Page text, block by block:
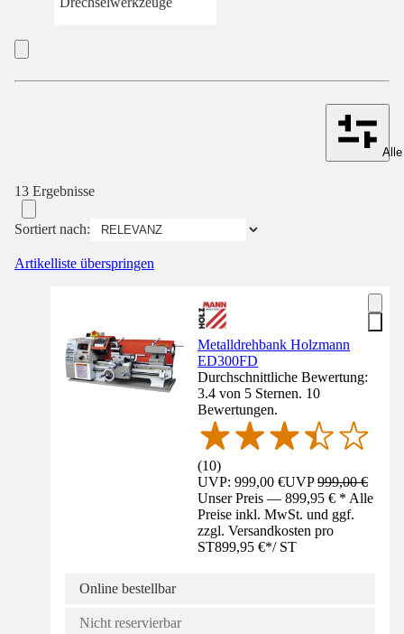
13 Ergebnisse
Sortiert nach:
Artikelliste überspringen
Metalldrehbank Holzmann
ED300FD
Durchschnittliche Bewertung:
3.4 von 5 Sternen. 10
Bewertungen.
(10)
UVP: 999,00 €UVP999,00 €
Unser Preis — 899,95 € * Alle
Preise inkl. MwSt. und ggf.
zzgl. Versandkosten pro
ST899,95 €*/ ST
Online bestellbar
Nicht reservierbar